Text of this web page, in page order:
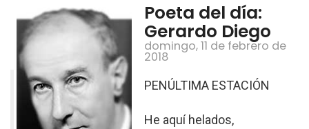
Poeta del día:
Gerardo Diego
domingo, 11 de febrero de
2018
PENÚLTIMA ESTACIÓN
He aquí helados,